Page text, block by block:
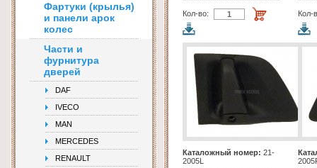
Фартуки (крылья)
и панели арок
колес
Части и
фурнитура
дверей
DAF
IVECO
MAN
MERCEDES
RENAULT
Кол-во:
Каталожный номер: 21-
2005L
Кол-